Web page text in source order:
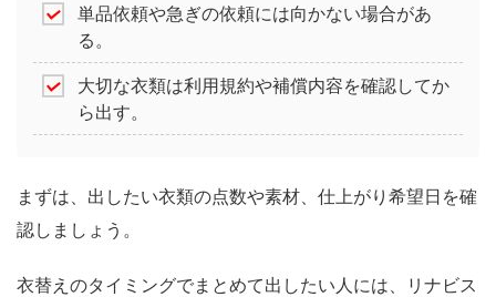
単品依頼や急ぎの依頼には向かない場合があ
る。
大切な衣類は利用規約や補償内容を確認してか
ら出す。
まずは、出したい衣類の点数や素材、仕上がり希望日を確
認しましょう。
衣替えのタイミングでまとめて出したい人には、リナビス